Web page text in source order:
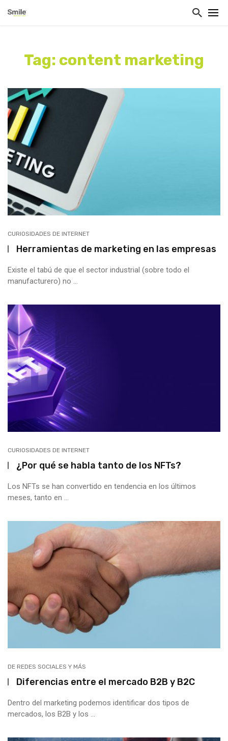
Tag: content marketing
CURIOSIDADES DE INTERNET
Herramientas de marketing en las empresas
Existe el tabú de que el sector industrial (sobre todo el
manufacturero) no ...
CURIOSIDADES DE INTERNET
¿Por qué se habla tanto de los NFTs?
Los NFTs se han convertido en tendencia en los últimos
meses, tanto en ...
DE REDES SOCIALES Y MÁS
Diferencias entre el mercado B2B y B2C
Dentro del marketing podemos identificar dos tipos de
mercados, los B2B y los ...